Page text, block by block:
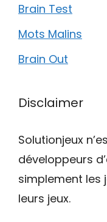
Brain Test
Mots Malins
Brain Out
Disclaimer
Solutionjeux
développeurs
simplement les
leurs jeux.